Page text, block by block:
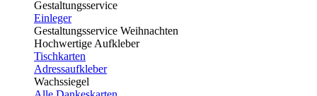
Gestaltungsservice
Einleger
Gestaltungsservice Weihnachten
Hochwertige Aufkleber
Tischkarten
Adressaufkleber
Wachssiegel